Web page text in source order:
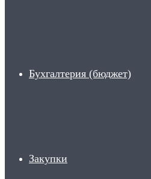
Бухгалтерия (бюджет)
Закупки